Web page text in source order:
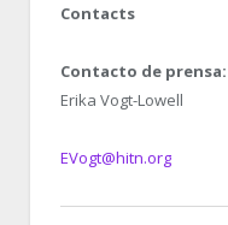
Contacts
Contacto de prensa:
Erika Vogt-Lowell
EVogt@hitn.org